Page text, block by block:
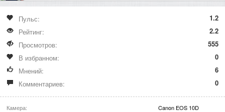
Пульс:
1.2
Рейтинг:
2.2
Просмотров:
555
В избранном:
0
Мнений:
6
Комментариев:
0
Камера:
Canon EOS 10D